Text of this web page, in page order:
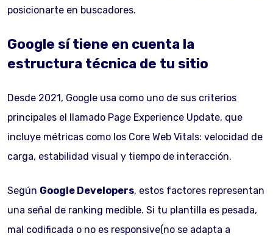
posicionarte en buscadores.
Google sí tiene en cuenta la
estructura técnica de tu sitio
Desde 2021, Google usa como uno de sus criterios
principales el llamado Page Experience Update, que
incluye métricas como los Core Web Vitals: velocidad de
carga, estabilidad visual y tiempo de interacción.
Según Google Developers, estos factores representan
una señal de ranking medible. Si tu plantilla es pesada,
mal codificada o no es responsive(no se adapta a